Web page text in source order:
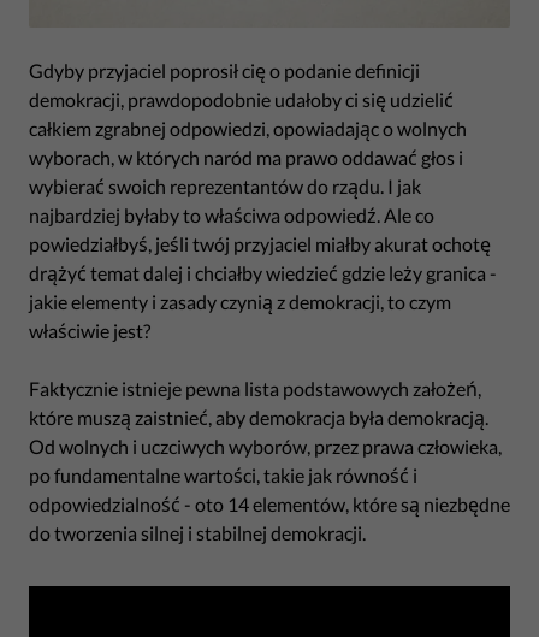
Gdyby przyjaciel poprosił cię o podanie definicji
demokracji, prawdopodobnie udałoby ci się udzielić
całkiem zgrabnej odpowiedzi, opowiadając o wolnych
wyborach, w których naród ma prawo oddawać głos i
wybierać swoich reprezentantów do rządu. I jak
najbardziej byłaby to właściwa odpowiedź. Ale co
powiedziałbyś, jeśli twój przyjaciel miałby akurat ochotę
drążyć temat dalej i chciałby wiedzieć gdzie leży granica -
jakie elementy i zasady czynią z demokracji, to czym
właściwie jest?
Faktycznie istnieje pewna lista podstawowych założeń,
które muszą zaistnieć, aby demokracja była demokracją.
Od wolnych i uczciwych wyborów, przez prawa człowieka,
po fundamentalne wartości, takie jak równość i
odpowiedzialność - oto 14 elementów, które są niezbędne
do tworzenia silnej i stabilnej demokracji.